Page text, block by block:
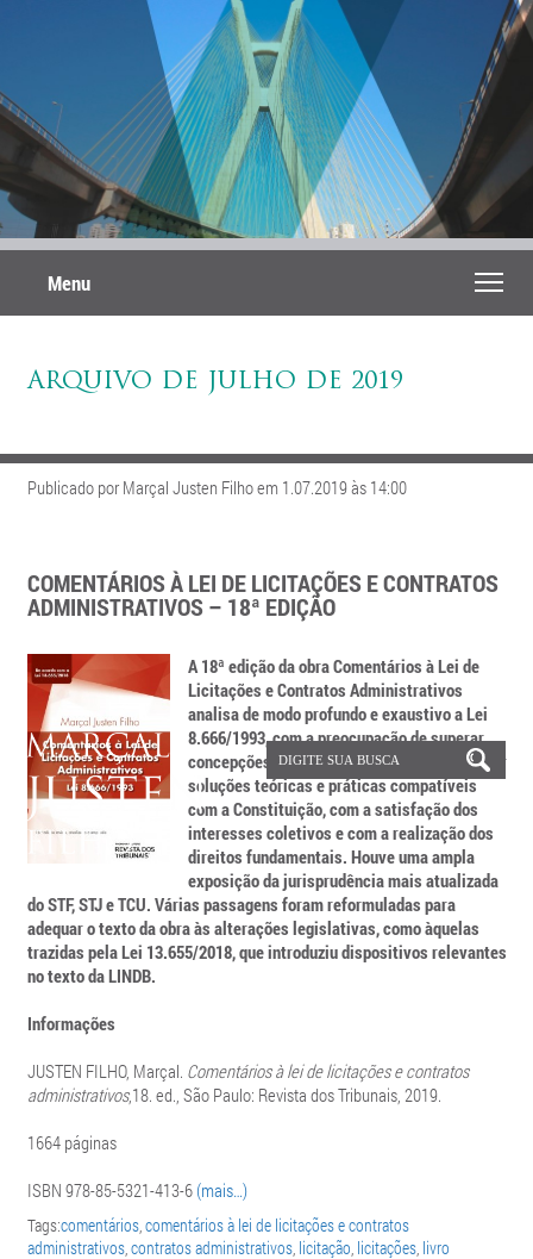
Menu
ARQUIVO DE JULHO DE 2019
Publicado por Marçal Justen Filho em 1.07.2019 às 14:00
COMENTÁRIOS À LEI DE LICITAÇÕES E CONTRATOS
ADMINISTRATIVOS – 18ª EDIÇÃO
A 18ª edição da obra Comentários à Lei de
Licitações e Contratos Administrativos
analisa de modo profundo e exaustivo a Lei
8.666/1993, com a preocupação de superar
concepções formalistas da licitação e indicar
soluções teóricas e práticas compatíveis
com a Constituição, com a satisfação dos
interesses coletivos e com a realização dos
direitos fundamentais. Houve uma ampla
exposição da jurisprudência mais atualizada
do STF, STJ e TCU. Várias passagens foram reformuladas para
adequar o texto da obra às alterações legislativas, como àquelas
trazidas pela Lei 13.655/2018, que introduziu dispositivos relevantes
no texto da LINDB.
Informações
JUSTEN FILHO, Marçal. Comentários à lei de licitações e contratos
administrativos,18. ed., São Paulo: Revista dos Tribunais, 2019.
1664 páginas
ISBN 978-85-5321-413-6 (mais…)
Tags:comentários,comentários à lei de licitações e contratos
administrativos,contratos administrativos, licitação, licitações, livro